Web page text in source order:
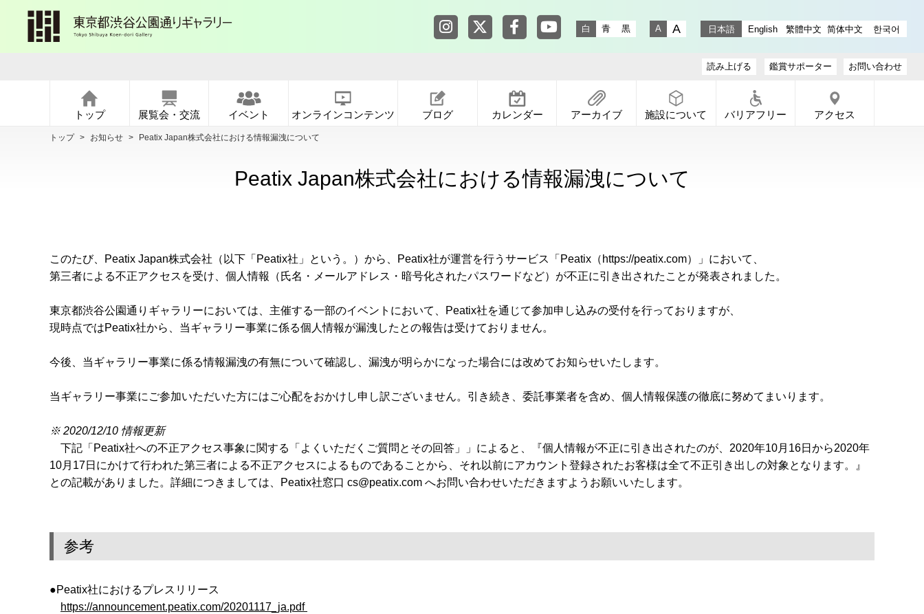
東京都渋谷公園通りギャラリー instagram
東京都渋谷公園通りギャラリー X
東京都渋谷公園通りギャラリー Facebook
東京都渋谷公園通りギャラリー YouTube
白 青
黒
日本語 English 繁體中文 简体中文 한국어
鑑賞サポーター お問い合わせ
トップ 展覧会・交流 イベント オンラインコンテンツ ブログ カレンダー アーカイブ 施設について バリアフリー アクセス
読み上げる
トップ > お知らせ > Peatix Japan株式会社における情報漏洩について
Peatix Japan株式会社における情報漏洩について
このたび、Peatix Japan株式会社（以下「Peatix社」という。）から、Peatix社が運営を行うサービス「Peatix（https://peatix.com）」において、
第三者による不正アクセスを受け、個人情報（氏名・メールアドレス・暗号化されたパスワードなど）が不正に引き出されたことが発表されました。
東京都渋谷公園通りギャラリーにおいては、主催する一部のイベントにおいて、Peatix社を通じて参加申し込みの受付を行っておりますが、
現時点ではPeatix社から、当ギャラリー事業に係る個人情報が漏洩したとの報告は受けておりません。
今後、当ギャラリー事業に係る情報漏洩の有無について確認し、漏洩が明らかになった場合には改めてお知らせいたします。
当ギャラリー事業にご参加いただいた方にはご心配をおかけし申し訳ございません。引き続き、委託事業者を含め、個人情報保護の徹底に努めてまいります。
※ 2020/12/10 情報更新
下記「Peatix社への不正アクセス事象に関する「よくいただくご質問とその回答」」によると、『個人情報が不正に引き出されたのが、2020年10月16日から2020年
10月17日にかけて行われた第三者による不正アクセスによるものであることから、それ以前にアカウント登録されたお客様は全て不正引き出しの対象となります。』
との記載がありました。詳細につきましては、Peatix社窓口 cs@peatix.com へお問い合わせいただきますようお願いいたします。
参考
●Peatix社におけるプレスリリース
https://announcement.peatix.com/20201117_ja.pdf